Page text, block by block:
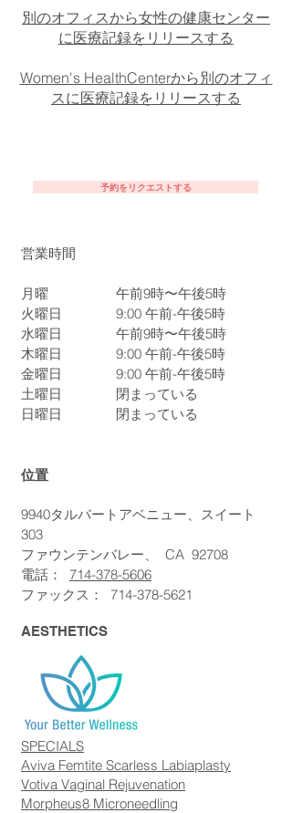
別のオフィスから女性の健康センター
に医療記録をリリースする
Women's HealthCenterから別のオフィ
スに医療記録をリリースする
予約をリクエストする
営業時間
月曜
火曜日
水曜日
木曜日
金曜日
土曜日
日曜日
午前9時〜午後5時
9:00 午前-午後5時
午前9時〜午後5時
9:00 午前-午後5時
9:00 午前-午後5時
閉まっている
閉まっている
位置
9940タルバートアベニュー、スイート
303
ファウンテンバレー、
CA 92708
電話：
714-378-5606
ファックス：
714-378-5621
AESTHETICS
SPECIALS
Aviva Femtite Scarless Labiaplasty
Votiva Vaginal Rejuvenation
Morpheus8 Microneedling